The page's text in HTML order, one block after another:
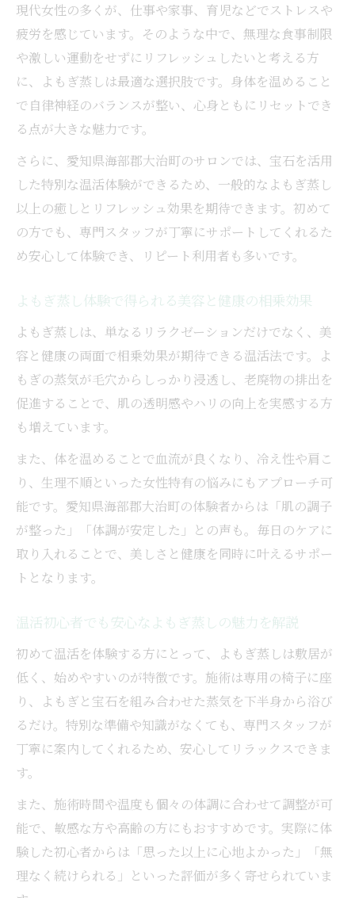
は
地域で話題のよもぎ蒸し温活美容の実力
よもぎ蒸しが叶える現代女性のための温活
美容
女性の悩みに寄り添うよもぎ蒸しの実力とは
よもぎ蒸しが女性の体調サポートに役立つ
理由
婦人科系の悩みに応えるよもぎ蒸しの温活
効果
よもぎ蒸し体験で得られる心身ケアのポイ
女性特有の不調を和らげるよもぎ蒸し活用
術
よもぎ蒸しが現代女性の悩みに答える理由
無理なく続ける温活術で毎日を快適に
よもぎ蒸しを無理なく続ける生活習慣のコ
ツ
毎日に取り入れたいよもぎ蒸し温活の工夫
よもぎ蒸し温活で快適な日常を手に入れる
方法
継続しやすいよもぎ蒸し活用術で体質改善
忙しい女性でも続けやすいよもぎ蒸し温活
よもぎ蒸し温活が体と心に与える変化と実
温活を続けることで得られるよもぎ蒸しの
効果
よもぎ蒸し温活で感じる体質や美容の変化
とは
よもぎ蒸しがもたらす心身リフレッシュの
実例
現代女性の多くが、仕事や家事、育児などでストレスや
疲労を感じています。そのような中で、無理な食事制限
や激しい運動をせずにリフレッシュしたいと考える方
に、よもぎ蒸しは最適な選択肢です。身体を温めること
で自律神経のバランスが整い、心身ともにリセットでき
る点が大きな魅力です。
さらに、愛知県海部郡大治町のサロンでは、宝石を活用
した特別な温活体験ができるため、一般的なよもぎ蒸し
以上の癒しとリフレッシュ効果を期待できます。初めて
の方でも、専門スタッフが丁寧にサポートしてくれるた
め安心して体験でき、リピート利用者も多いです。
よもぎ蒸し体験で得られる美容と健康の相乗効果
よもぎ蒸しは、単なるリラクゼーションだけでなく、美
容と健康の両面で相乗効果が期待できる温活法です。よ
もぎの蒸気が毛穴からしっかり浸透し、老廃物の排出を
促進することで、肌の透明感やハリの向上を実感する方
も増えています。
また、体を温めることで血流が良くなり、冷え性や肩こ
り、生理不順といった女性特有の悩みにもアプローチ可
能です。愛知県海部郡大治町の体験者からは「肌の調子
が整った」「体調が安定した」との声も。毎日のケアに
取り入れることで、美しさと健康を同時に叶えるサポー
トとなります。
温活初心者でも安心なよもぎ蒸しの魅力を解説
初めて温活を体験する方にとって、よもぎ蒸しは敷居が
低く、始めやすいのが特徴です。施術は専用の椅子に座
り、よもぎと宝石を組み合わせた蒸気を下半身から浴び
るだけ。特別な準備や知識がなくても、専門スタッフが
丁寧に案内してくれるため、安心してリラックスできま
す。
また、施術時間や温度も個々の体調に合わせて調整が可
能で、敏感な方や高齢の方にもおすすめです。実際に体
験した初心者からは「思った以上に心地よかった」「無
理なく続けられる」といった評価が多く寄せられていま